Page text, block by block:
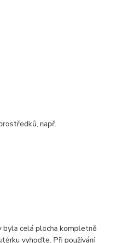
např.
celá plocha kompletně
vyhoďte. Při používání